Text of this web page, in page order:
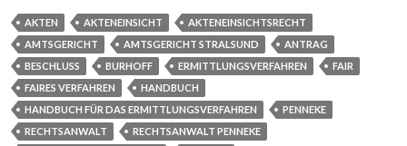
AKTEN AKTENEINSICHT
AKTENEINSICHTSRECHT
AMTSGERICHT
AMTSGERICHT STRALSUND
ANTRAG
BESCHLUSS
BURHOFF ERMITTLUNGSVERFAHREN
FAIR
FAIRES VERFAHREN
HANDBUCH
HANDBUCH FÜR DAS ERMITTLUNGSVERFAHREN
PENNEKE
RECHTSANWALT
RECHTSANWALT PENNEKE